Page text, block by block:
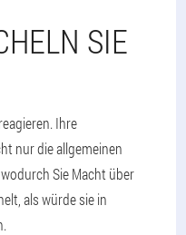
SIE
Ihre
nur die allgemeinen
Sie Macht über
als würde sie in